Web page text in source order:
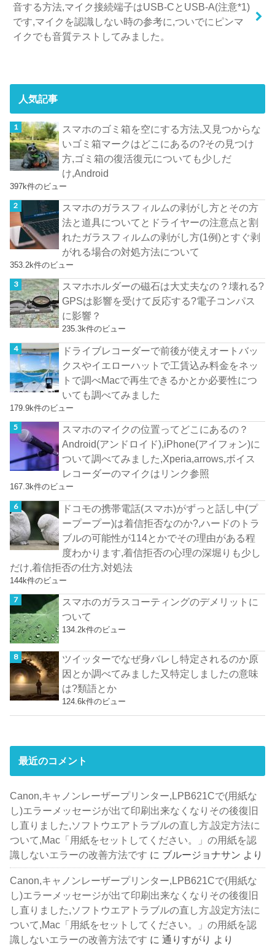
音する方法,マイク接続端子はUSB-CとUSB-A(注意*1)
です,マイクを認識しない時の参考に,ついでにピンマ
イクでも音質テストしてみました。
人気記事
スマホのゴミ箱を空にする方法,又見つからな
いゴミ箱マークはどこにあるの?その見つけ
方,ゴミ箱の復活復元についても少しだ
け,Android
397k件のビュー
スマホのガラスフィルムの剥がし方とその方
法と道具についてとドライヤーの注意点と割
れたガラスフィルムの剥がし方(1例)とすぐ剥
がれる場合の対処方法について
353.2k件のビュー
スマホホルダーの磁石は大丈夫なの？壊れる?
GPSは影響を受けて反応する?電子コンパス
に影響？
235.3k件のビュー
ドライブレコーダーで前後が使えオートバッ
クスやイエローハットで工賃込み料金をネッ
トで調べMacで再生できるかとか必要性につ
いても調べてみました
179.9k件のビュー
スマホのマイクの位置ってどこにあるの？
Android(アンドロイド),iPhone(アイフォン)に
ついて調べてみました,Xperia,arrows,ボイス
レコーダーのマイクはリンク参照
167.3k件のビュー
ドコモの携帯電話(スマホ)がずっと話し中(プ
ープープー)は着信拒否なのか?,ハードのトラ
ブルの可能性が114とかでその理由がある程
度わかります,着信拒否の心理の深堀りも少し
だけ,着信拒否の仕方,対処法
144k件のビュー
スマホのガラスコーティングのデメリットに
ついて
134.2k件のビュー
ツイッターでなぜ身バレし特定されるのか原
因とか調べてみました又特定しましたの意味
は?類語とか
124.6k件のビュー
最近のコメント
Canon,キャノンレーザープリンター,LPB621Cで(用紙な
し)エラーメッセージが出て印刷出来なくなりその後復旧
し直りました,ソフトウエアトラブルの直し方,設定方法に
ついて,Mac「用紙をセットしてください。」の用紙を認
識しないエラーの改善方法です に ブルージョナサン より
Canon,キャノンレーザープリンター,LPB621Cで(用紙な
し)エラーメッセージが出て印刷出来なくなりその後復旧
し直りました,ソフトウエアトラブルの直し方,設定方法に
ついて,Mac「用紙をセットしてください。」の用紙を認
識しないエラーの改善方法です に通りすがり より